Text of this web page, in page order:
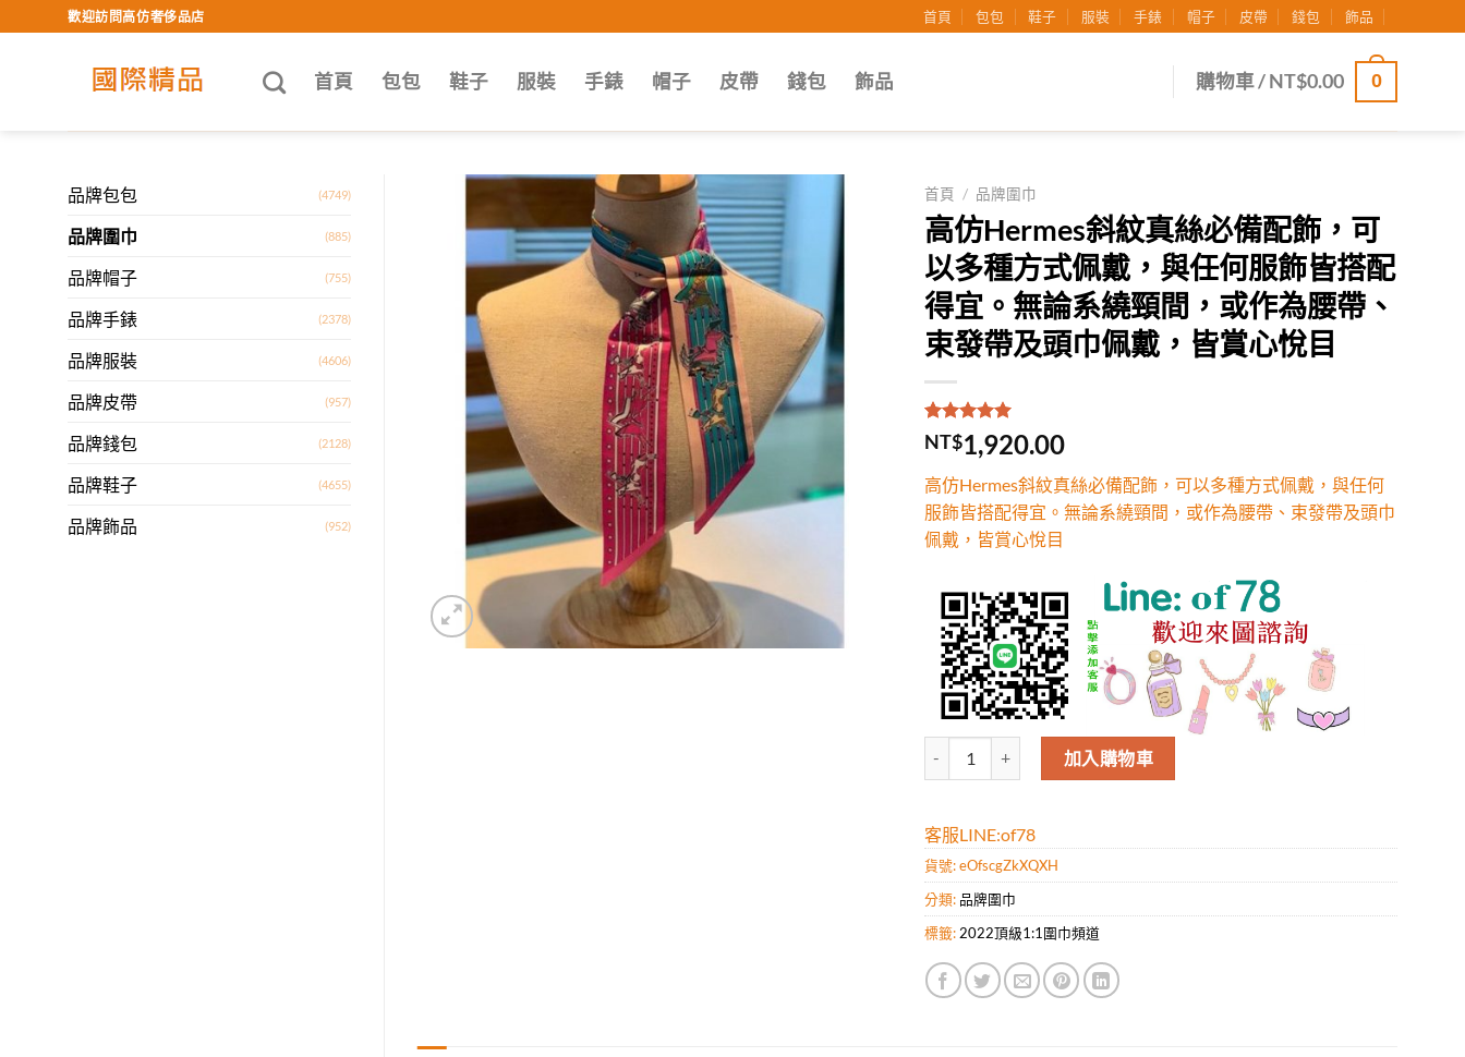
to
歡迎訪問高仿奢侈品店 首頁 包包 鞋子 服裝 手錶 帽子 皮帶 錢包 飾品
首頁 包包 鞋子 服裝 手錶 帽子 皮帶 錢包 飾品 購物車 /NT$0.00 0
品牌包包 (4749)
品牌圍巾 (885)
品牌帽子 (755)
品牌手錶 (2378)
品牌服裝 (4606)
品牌皮帶 (957)
品牌錢包 (2128)
品牌鞋子 (4655)
品牌飾品 (952)
Add to
wishlist
首頁 / 品牌圍巾
高仿Hermes斜紋真絲必備配飾，可
以多種方式佩戴，與任何服飾皆搭配
得宜。無論系繞頸間，或作為腰帶、
束發帶及頭巾佩戴，皆賞心悅目
評分5.00/
5，已有
1
位
分
NT$1,920.00
高仿Hermes斜紋真絲必備配飾，可以多種方式佩戴，與任何
服飾皆搭配得宜。無論系繞頸間，或作為腰帶、束發帶及頭巾
佩戴，皆賞心悅目
高仿Hermes斜紋真絲必備配飾，可以多種方式佩戴，與任何服飾皆搭配得宜
加入購物車
客服LINE:of78
貨號:eOfscgZkXQXH
分類: 品牌圍巾
標籤: 2022頂級1:1圍巾頻道